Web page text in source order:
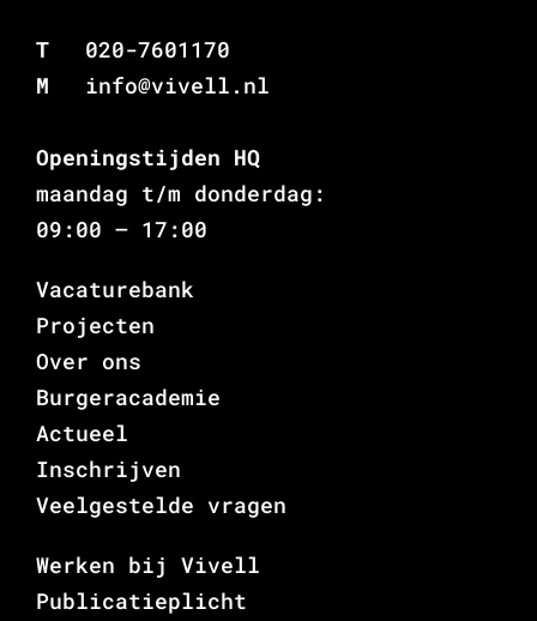
T
020-7601170
M
info@vivell.nl
Openingstijden HQ
maandag t/m donderdag:
09:00 – 17:00
Vacaturebank
Projecten
Over ons
Burgeracademie
Actueel
Inschrijven
Veelgestelde vragen
Werken bij Vivell
Publicatieplicht